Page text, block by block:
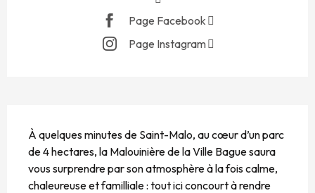
Page Facebook
Page Instagram
À quelques minutes de Saint-Malo, au cœur d’un parc
de 4 hectares, la Malouinière de la Ville Bague saura
vous surprendre par son atmosphère à la fois calme,
chaleureuse et familliale : tout ici concourt à rendre